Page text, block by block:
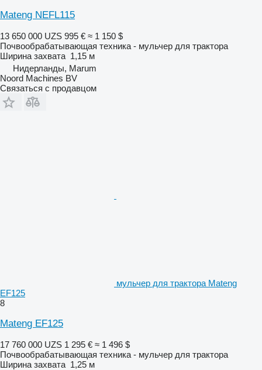
Mateng NEFL115
13 650 000 UZS 995 € ≈ 1 150 $
Почвообрабатывающая техника - мульчер для трактора
Ширина захвата 1,15 м
Нидерланды, Marum
Noord Machines BV
Связаться с продавцом
мульчер для трактора Mateng
EF125
8
Mateng EF125
17 760 000 UZS 1 295 € ≈ 1 496 $
Почвообрабатывающая техника - мульчер для трактора
Ширина захвата 1,25 м